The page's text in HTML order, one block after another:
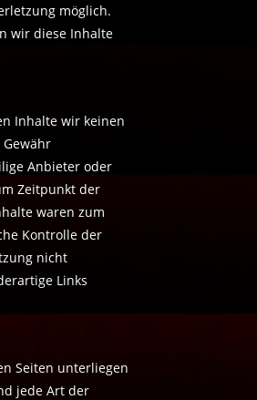
möglich.
wir diese Inhalte
Inhalte wir keinen
Anbieter oder
Zeitpunkt der
waren zum
Kontrolle der
nicht
Links
Seiten unterliegen
jede Art der